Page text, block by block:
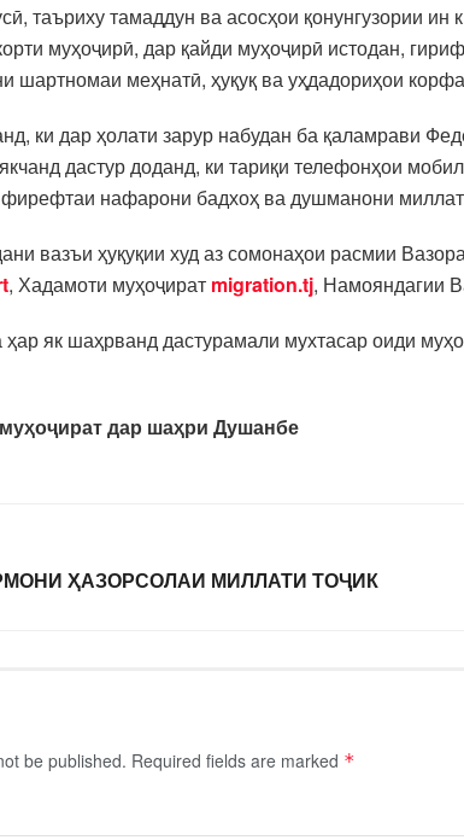
таъриху тамаддун ва асосҳои қонунгузории
муҳоҷирӣ, дар қайди муҳоҷирӣ истодан,
шартномаи меҳнатӣ, ҳуқуқ ва уҳдадориҳои
ки дар ҳолати зарур набудан ба қаламрави
дастур доданд, ки тариқи телефонҳои
нафарони бадхоҳ ва душманони миллат
вазъи ҳуқуқии худ аз сомонаҳои расмии
, Хадамоти муҳоҷират migration.tj, Намояндагии
як шаҳрванд дастурамали мухтасар оиди
дар шаҳри Душанбе
ҲАЗОРСОЛАИ МИЛЛАТИ ТОҶИК
be published. Required fields are marked *